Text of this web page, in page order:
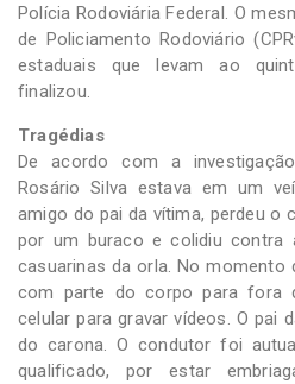
Polícia Rodoviária Federal. O
de Policiamento Rodoviário
estaduais que levam ao
finalizou.
Tragédias
De acordo com a
Rosário Silva estava em um
amigo do pai da vítima, perdeu o
por um buraco e colidiu contra
casuarinas da orla. No momento
com parte do corpo para fora
celular para gravar vídeos. O pai
do carona. O condutor foi
qualificado, por estar